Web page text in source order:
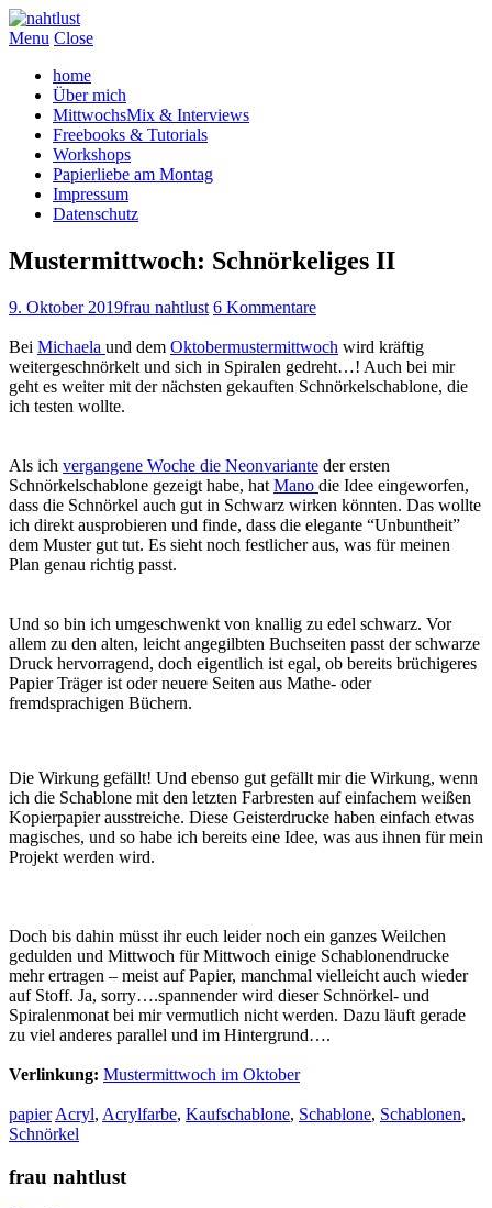
Menu Close
home
Über mich
MittwochsMix & Interviews
Freebooks & Tutorials
Workshops
Papierliebe am Montag
Impressum
Datenschutz
Mustermittwoch: Schnörkeliges II
9. Oktober 2019frau nahtlust 6 Kommentare
Bei Michaela und dem Oktobermustermittwoch wird kräftig
weitergeschnörkelt und sich in Spiralen gedreht…! Auch bei mir
geht es weiter mit der nächsten gekauften Schnörkelschablone, die
ich testen wollte.
Als ich vergangene Woche die Neonvariante der ersten
Schnörkelschablone gezeigt habe, hat Mano die Idee eingeworfen,
dass die Schnörkel auch gut in Schwarz wirken könnten. Das wollte
ich direkt ausprobieren und finde, dass die elegante “Unbuntheit”
dem Muster gut tut. Es sieht noch festlicher aus, was für meinen
Plan genau richtig passt.
Und so bin ich umgeschwenkt von knallig zu edel schwarz. Vor
allem zu den alten, leicht angegilbten Buchseiten passt der schwarze
Druck hervorragend, doch eigentlich ist egal, ob bereits brüchigeres
Papier Träger ist oder neuere Seiten aus Mathe- oder
fremdsprachigen Büchern.
Die Wirkung gefällt! Und ebenso gut gefällt mir die Wirkung, wenn
ich die Schablone mit den letzten Farbresten auf einfachem weißen
Kopierpapier ausstreiche. Diese Geisterdrucke haben einfach etwas
magisches, und so habe ich bereits eine Idee, was aus ihnen für mein
Projekt werden wird.
Doch bis dahin müsst ihr euch leider noch ein ganzes Weilchen
gedulden und Mittwoch für Mittwoch einige Schablonendrucke
mehr ertragen – meist auf Papier, manchmal vielleicht auch wieder
auf Stoff. Ja, sorry….spannender wird dieser Schnörkel- und
Spiralenmonat bei mir vermutlich nicht werden. Dazu läuft gerade
zu viel anderes parallel und im Hintergrund….
Verlinkung: Mustermittwoch im Oktober
papier Acryl, Acrylfarbe, Kaufschablone, Schablone, Schablonen,
Schnörkel
frau nahtlust